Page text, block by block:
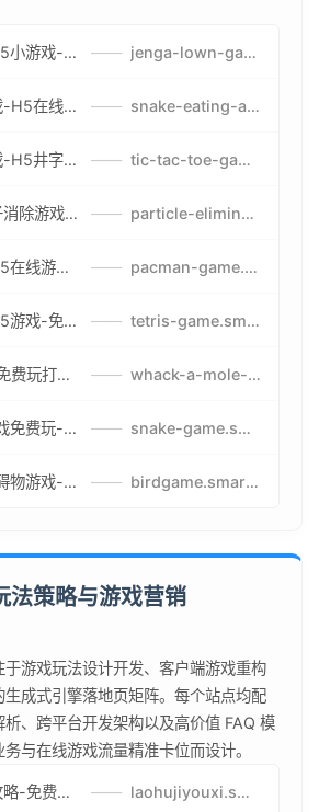
叠叠高小丑H5小游戏-刺激游戏叠叠高小丑竞技赛-网页在线叠叠高小丑闯关游戏 —— jenga-lown-game.smartwatchmanufacturer.cn
蛇吃苹果游戏-H5在线蛇吃苹果网页游戏-有趣休闲游戏 —— snake-eating-apple-game.smartwatchmanufacturer.cn
极井字棋游戏-H5井字棋免费游戏-在线闯关变身超人打怪兽井字棋游戏 —— tic-tac-toe-game.smartwatchmanufacturer.cn
极简解压粒子消除游戏-免费H5粒子消除在线游戏 —— particle-elimination-game.smartwatchmanufacturer.cn
经典吃豆人H5在线游戏-5关挑战BOSS机枪决战版吃豆人怪兽游戏 —— pacman-game.smartwatchmanufacturer.cn
俄罗斯方块H5游戏-免费获取俄罗斯方块攻略-俄罗斯方块怪兽游戏策略 —— tetris-game.smartwatchmanufacturer.cn
打地鼠游戏-免费玩打地鼠H5网页游戏-打地鼠游戏官网 —— whack-a-mole-game.smartwatchmanufacturer.cn
H5贪吃蛇游戏免费玩-最好的网页在线贪吃蛇游戏-贪吃蛇H5游戏攻略 —— snake-game.smartwatchmanufacturer.cn
H5小鸟闯障碍物游戏-网页在线游戏小鸟闯关 —— birdgame.smartwatchmanufacturer.cn
法策略与游戏营销
于游戏玩法设计开发、客户端游戏重构
生成式引擎落地页矩阵。每个站点均配
、跨平台开发架构以及高价值 FAQ 模
与在线游戏流量精准卡位而设计。
老虎机游戏攻略-免费试玩的老虎机游戏-老虎机游戏币兑换方式 —— laohujiyouxi.smartwatchmanufacturer.cn